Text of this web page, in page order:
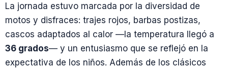
La jornada estuvo marcada por la diversidad de
motos y disfraces: trajes rojos, barbas postizas,
cascos adaptados al calor —la temperatura llegó a
36 grados— y un entusiasmo que se reflejó en la
expectativa de los niños. Además de los clásicos